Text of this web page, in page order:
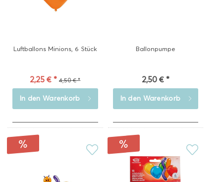
Luftballons Minions, 6 Stück
2,25 € * 4,50 € *
In den Warenkorb
Ballonpumpe
2,50 € *
In den Warenkorb